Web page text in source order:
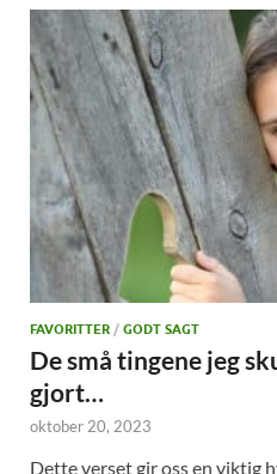
FAVORITTER / GODT SAGT
De små tingene jeg
gjort…
oktober 20, 2023
Dette verset gir oss en viktig